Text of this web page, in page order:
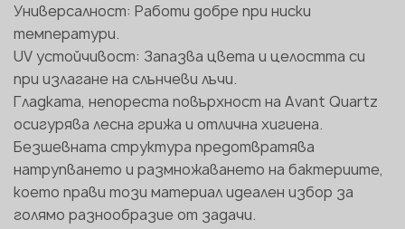
Универсалност: Работи добре при ниски
температури.
UV устойчивост: Запазва цвета и целостта си
при излагане на слънчеви лъчи.
Гладката, непореста повърхност на Avant Quartz
осигурява лесна грижа и отлична хигиена.
Безшевната структура предотвратява
натрупването и размножаването на бактериите,
което прави този материал идеален избор за
голямо разнообразие от задачи.